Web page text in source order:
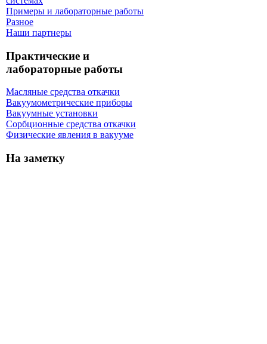
Примеры и лабораторные работы
Разное
Наши партнеры
Практические и
лабораторные работы
Масляные средства откачки
Вакуумометрические приборы
Вакуумные установки
Сорбционные средства откачки
Физические явления в вакууме
На заметку